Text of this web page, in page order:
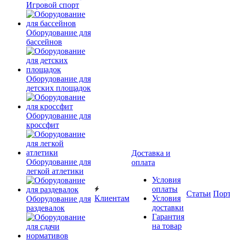
Игровой спорт
Оборудование для
бассейнов
Оборудование для
детских площадок
Оборудование для
кроссфит
Оборудование для
легкой атлетики
Оборудование для
раздевалок
Клиентам
Доставка и
оплата
Условия
оплаты
Условия
доставки
Гарантия
на товар
Статьи